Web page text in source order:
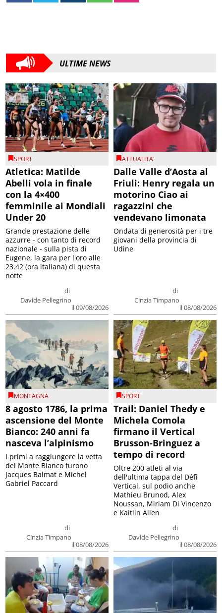
ULTIME NEWS
SPORT
Atletica: Matilde
Abelli vola in finale
con la 4×400
femminile ai Mondiali
Under 20
di
Davide Pellegrino
il 09/08/2026
Grande prestazione delle
azzurre - con tanto di record
nazionale - sulla pista di
Eugene, la gara per l'oro alle
23.42 (ora italiana) di questa
notte
ATTUALITA'
Dalle Valle d’Aosta al
Friuli: Henry regala un
motorino Ciao ai
ragazzini che
vendevano limonata
di
Cinzia Timpano
il 08/08/2026
Ondata di generosità per i tre
giovani della provincia di
Udine
MONTAGNA
8 agosto 1786, la prima
ascensione del Monte
Bianco: 240 anni fa
nasceva l’alpinismo
di
Cinzia Timpano
il 08/08/2026
I primi a raggiungere la vetta
del Monte Bianco furono
Jacques Balmat e Michel
Gabriel Paccard
SPORT
Trail: Daniel Thedy e
Michela Comola
firmano il Vertical
Brusson-Bringuez a
tempo di record
di
Davide Pellegrino
il 08/08/2026
Oltre 200 atleti al via
dell'ultima tappa del Défì
Vertical, sul podio anche
Mathieu Brunod, Alex
Noussan, Miriam Di Vincenzo
e Kaitlin Allen